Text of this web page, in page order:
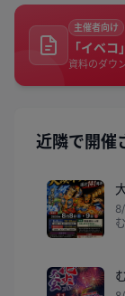
主催者向け
「イベ
資料のダウ
近隣で開催